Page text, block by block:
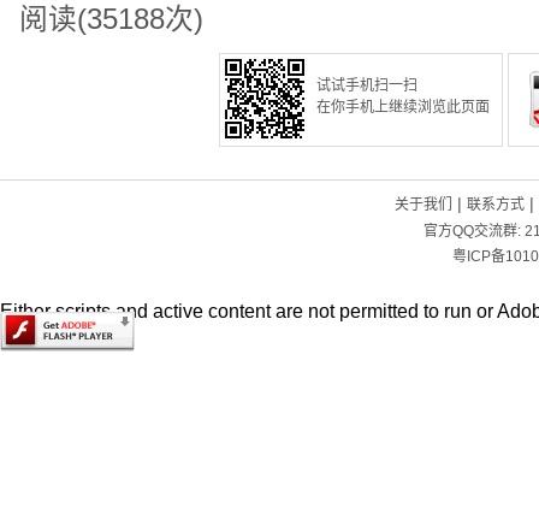
阅读(35188次)
试试手机扫一扫
在你手机上继续浏览此页面
关于我们 | 联系方式|
官方QQ交流群:
粤ICP备
Either scripts and active content are not permitted to run or